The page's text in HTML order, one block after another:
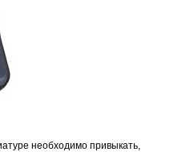
необходимо привыкать,